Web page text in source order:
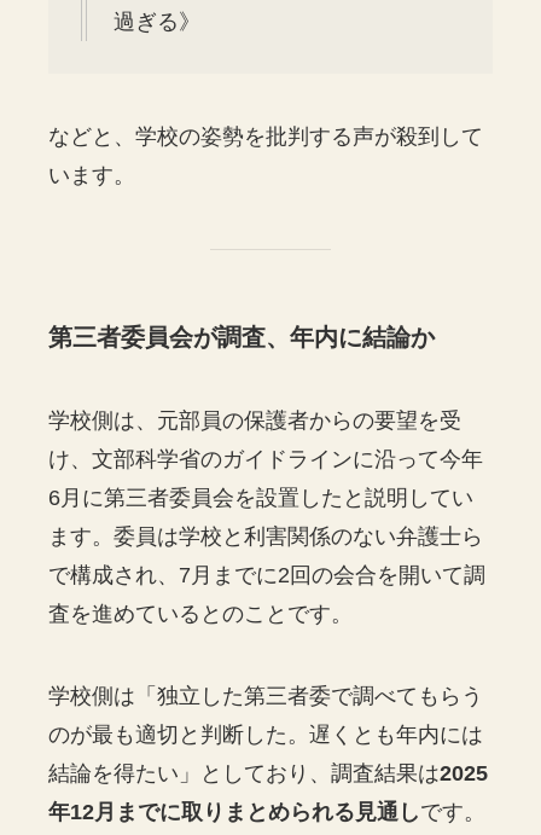
過ぎる》
などと、学校の姿勢を批判する声が殺到して
います。
第三者委員会が調査、年内に結論か
学校側は、元部員の保護者からの要望を受
け、文部科学省のガイドラインに沿って今年
6月に第三者委員会を設置したと説明してい
ます。委員は学校と利害関係のない弁護士ら
で構成され、7月までに2回の会合を開いて調
査を進めているとのことです。
学校側は「独立した第三者委で調べてもらう
のが最も適切と判断した。遅くとも年内には
結論を得たい」としており、調査結果は2025
年12月までに取りまとめられる見通しです。